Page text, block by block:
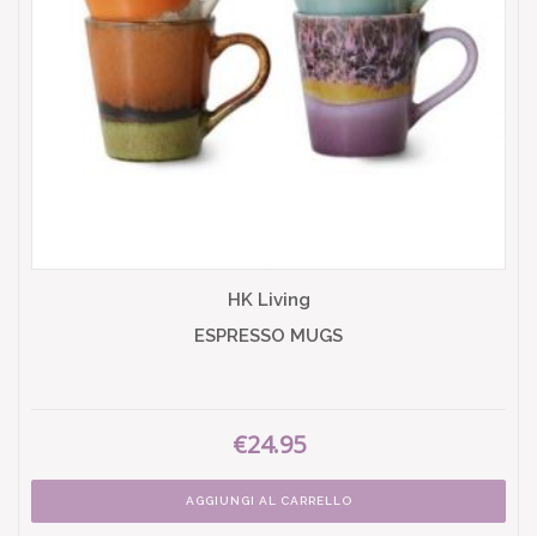
HK Living
ESPRESSO MUGS
€24.95
AGGIUNGI AL CARRELLO